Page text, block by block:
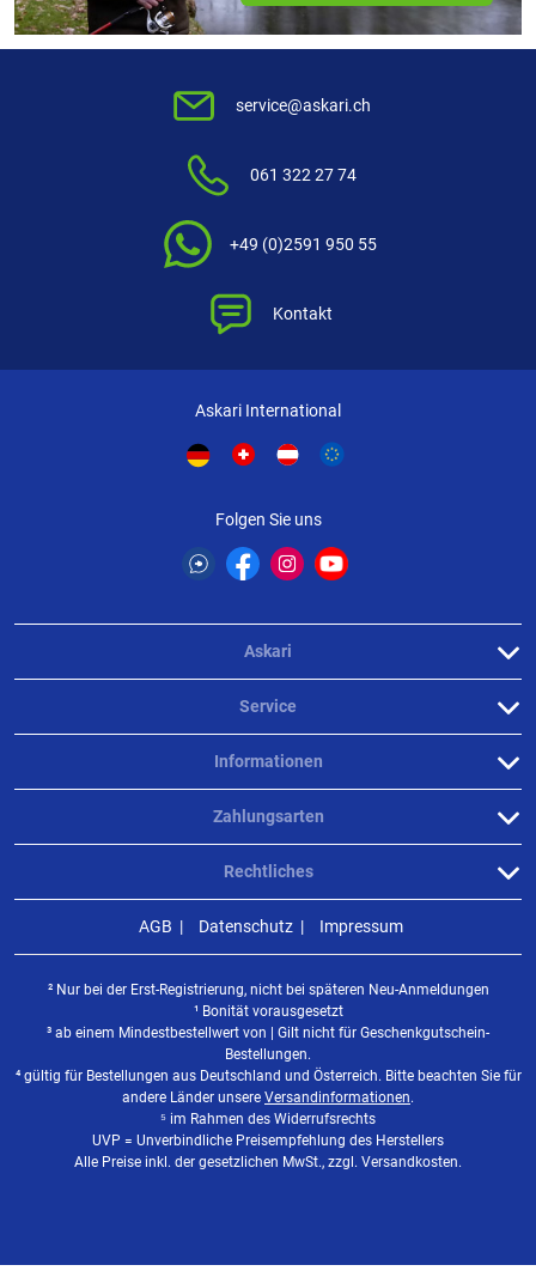
service@askari.ch
061 322 27 74
+49 (0)2591 950 55
Kontakt
Askari International
Folgen Sie uns
Askari
Service
Informationen
Rechtliches
Zahlungsarten
AGB Datenschutz Impressum
² Nur bei der Erst-Registrierung, nicht bei späteren Neu-Anmeldungen
¹ Bonität vorausgesetzt
³ ab einem Mindestbestellwert von | Gilt nicht für Geschenkgutschein-
Bestellungen.
⁴ gültig für Bestellungen aus Deutschland und Österreich. Bitte beachten Sie für
andere Länder unsere Versandinformationen.
⁵ im Rahmen des Widerrufsrechts
UVP = Unverbindliche Preisempfehlung des Herstellers
Alle Preise inkl. der gesetzlichen MwSt., zzgl. Versandkosten.